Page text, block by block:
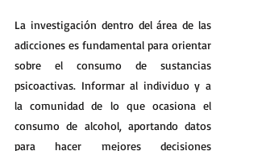
La investigación dentro del área de las
adicciones es fundamental para orientar
sobre el consumo de sustancias
psicoactivas. Informar al individuo y a
la comunidad de lo que ocasiona el
consumo de alcohol, aportando datos
para hacer mejores decisiones